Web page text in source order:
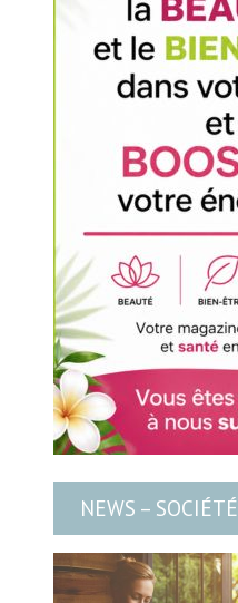
NEWS – SOCIÉTÉ